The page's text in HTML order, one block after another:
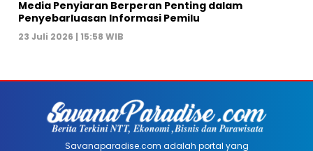
Media Penyiaran Berperan Penting dalam
Penyebarluasan Informasi Pemilu
23 Juli 2026 | 15:58 WIB
Savanaparadise.com adalah portal yang